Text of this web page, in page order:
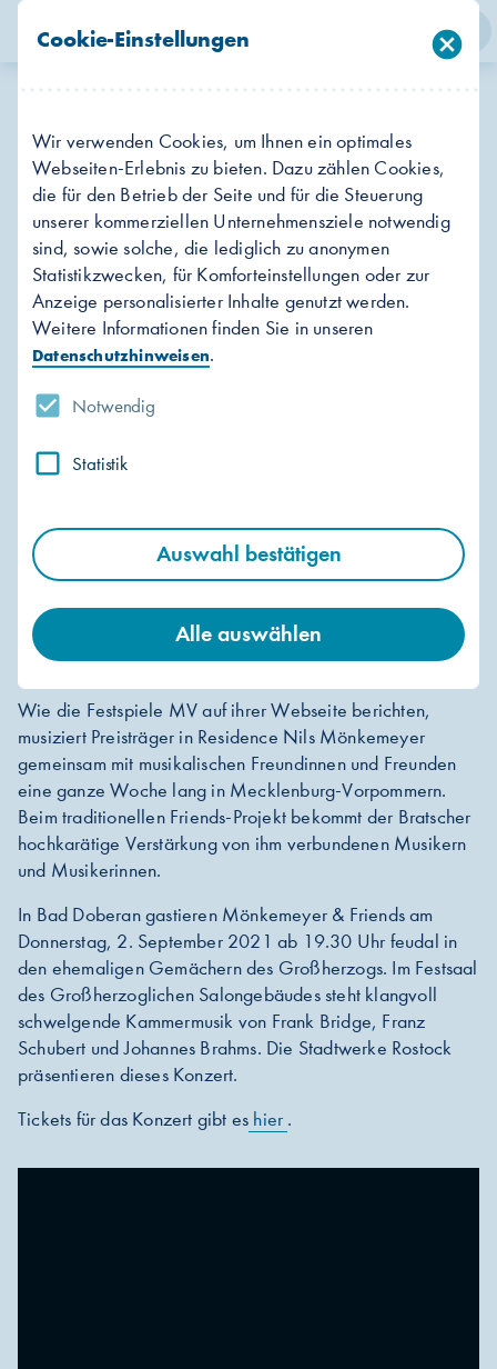
cancel
Cookie-Einstellungen
Wir verwenden Cookies, um Ihnen ein optimales
Webseiten-Erlebnis zu bieten. Dazu zählen Cookies,
die für den Betrieb der Seite und für die Steuerung
unserer kommerziellen Unternehmensziele notwendig
sind, sowie solche, die lediglich zu anonymen
Statistikzwecken, für Komforteinstellungen oder zur
Anzeige personalisierter Inhalte genutzt werden.
Weitere Informationen finden Sie in unseren
Datenschutzhinweisen.
Notwendig
Statistik
Auswahl bestätigen
Alle auswählen
Suche
menu
Menü
Wir präsentieren:
die Festspiele MV in Doberan.
Die Stadtwerke Rostock unterstützen das
Konzert von Nils Mönkemeyer gemeinsam mit
musikalischen Freundinnen und Freunden in der
Münsterstadt.
Mönkemeyer, Nils © Holger Martens
Wie die Festspiele MV auf ihrer Webseite berichten,
musiziert Preisträger in Residence Nils Mönkemeyer
gemeinsam mit musikalischen Freundinnen und Freunden
eine ganze Woche lang in Mecklenburg-Vorpommern.
Beim traditionellen Friends-Projekt bekommt der Bratscher
hochkarätige Verstärkung von ihm verbundenen Musikern
und Musikerinnen.
In Bad Doberan gastieren Mönkemeyer & Friends am
Donnerstag, 2. September 2021 ab 19.30 Uhr feudal in
den ehemaligen Gemächern des Großherzogs. Im Festsaal
des Großherzoglichen Salongebäudes steht klangvoll
schwelgende Kammermusik von Frank Bridge, Franz
Schubert und Johannes Brahms. Die Stadtwerke Rostock
präsentieren dieses Konzert.
Tickets für das Konzert gibt es hier .